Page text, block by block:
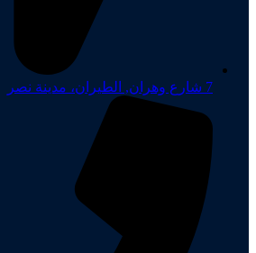
7 شارع وهران, الطيران، مدينة نصر